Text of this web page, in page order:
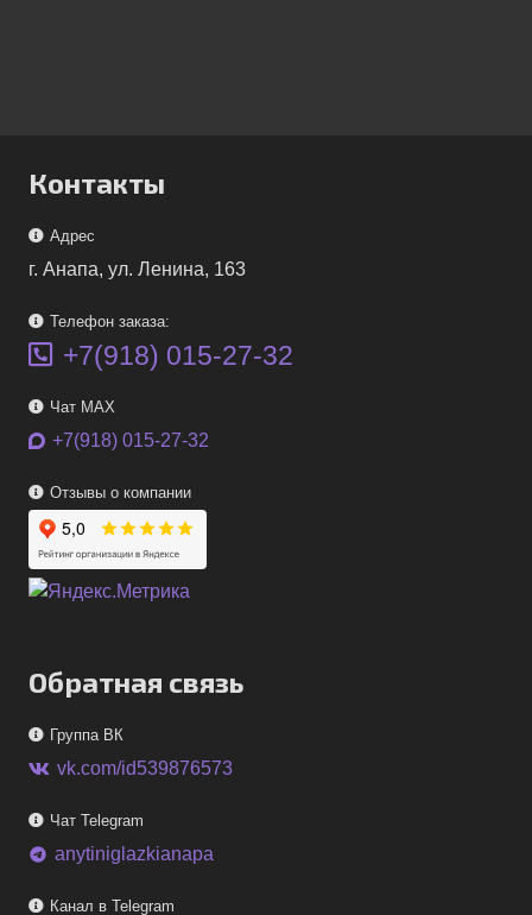
Контакты
Адрес
г. Анапа, ул. Ленина, 163
Телефон заказа:
+7(918) 015-27-32
Чат MAX
+7(918) 015-27-32
Отзывы о компании
Обратная связь
Группа ВК
vk.com/id539876573
Чат Telegram
telegram anytiniglazkianapa
Канал в Telegram